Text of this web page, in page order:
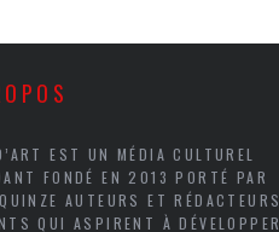
EST UN MÉDIA CULTUREL
FONDÉ EN 2013 PORTÉ PAR
AUTEURS ET RÉDACTEURS
QUI ASPIRENT À DÉVELOPPER